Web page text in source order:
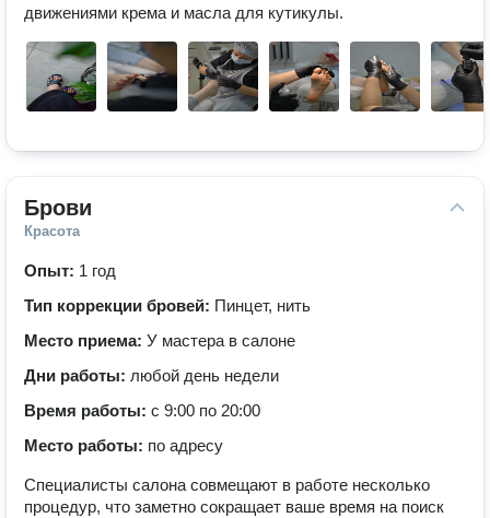
движениями крема и масла для кутикулы.
Брови
Красота
Опыт: 1 год
Тип коррекции бровей: Пинцет, нить
Место приема: У мастера в салоне
Дни работы: любой день недели
Время работы: с 9:00 по 20:00
Место работы: по адресу
Специалисты салона совмещают в работе несколько
процедур, что заметно сокращает ваше время на поиск